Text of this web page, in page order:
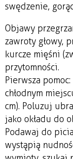
swędzenie,
Objawy
zawroty głowy,
kurcze mięśni
przytomności.
Pierwsza
chłodnym
cm). Poluzuj
jako okładu do
Podawaj do
wystąpią